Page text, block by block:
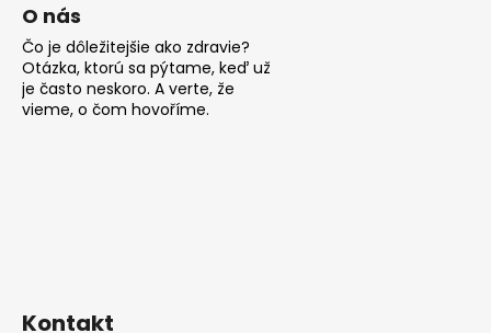
O nás
Čo je dôležitejšie ako zdravie?
Otázka, ktorú sa pýtame, keď už
je často neskoro. A verte, že
vieme, o čom hovoříme.
Kontakt